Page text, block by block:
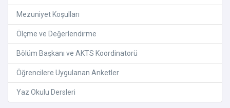
Mezuniyet Koşulları
Ölçme ve Değerlendirme
Bölüm Başkanı ve AKTS Koordinatorü
Öğrencilere Uygulanan Anketler
Yaz Okulu Dersleri